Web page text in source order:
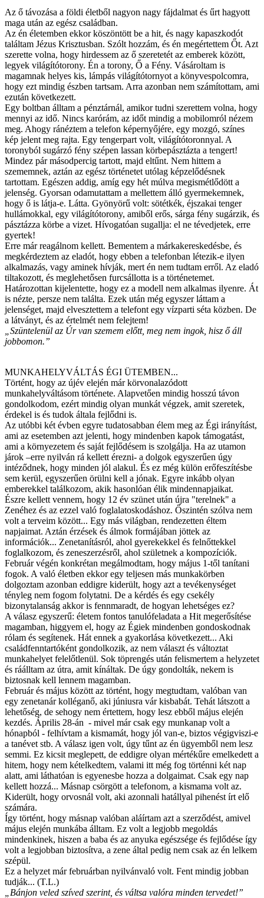
Az ő távozása a földi életből nagyon nagy fájdalmat és űrt hagyott
maga után az egész családban.
Az én életemben ekkor köszöntött be a hit, és nagy kapaszkodót
találtam Jézus Krisztusban. Szólt hozzám, és én megértettem Őt. Azt
szerette volna, hogy hirdessem az ő szeretetét az emberek között,
legyek világítótorony. Én a torony, Ő a Fény. Vásároltam is
magamnak helyes kis, lámpás világítótornyot a könyvespolcomra,
hogy ezt mindig észben tartsam. Arra azonban nem számítottam, ami
ezután következett.
Egy boltban álltam a pénztárnál, amikor tudni szerettem volna, hogy
mennyi az idő. Nincs karórám, az időt mindig a mobilomról nézem
meg. Ahogy ránéztem a telefon képernyőjére, egy mozgó, színes
kép jelent meg rajta. Egy tengerpart volt, világítótoronnyal. A
toronyból sugárzó fény szépen lassan körbepásztázta a tengert!
Mindez pár másodpercig tartott, majd eltűnt. Nem hittem a
szememnek, aztán az egész történetet utólag képzelődésnek
tartottam. Egészen addig, amíg egy hét múlva megismétlődött a
jelenség. Gyorsan odamutattam a mellettem álló gyermekemnek,
hogy ő is látja-e. Látta. Gyönyörű volt: sötétkék, éjszakai tenger
hullámokkal, egy világítótorony, amiből erős, sárga fény sugárzik, és
pásztázza körbe a vizet. Hívogatóan sugallja: el ne tévedjetek, erre
gyertek!
Erre már reagálnom kellett. Bementem a márkakereskedésbe, és
megkérdeztem az eladót, hogy ebben a telefonban létezik-e ilyen
alkalmazás, vagy aminek hívják, mert én nem tudtam erről. Az eladó
tiltakozott, és meglehetősen furcsállotta is a történetemet.
Határozottan kijelentette, hogy ez a modell nem alkalmas ilyenre. Át
is nézte, persze nem találta. Ezek után még egyszer láttam a
jelenséget, majd elvesztettem a telefont egy vízparti séta közben. De
a látványt, és az értelmét nem felejtem!
„Szüntelenül az Úr van szemem előtt, meg nem ingok, hisz ő áll
jobbomon.”
MUNKAHELYVÁLTÁS ÉGI ÜTEMBEN...
Történt, hogy az újév elején már körvonalazódott
munkahelyváltásom története. Alapvetően mindig hosszú távon
gondolkodom, ezért mindig olyan munkát végzek, amit szeretek,
érdekel is és tudok általa fejlődni is.
Az utóbbi két évben egyre tudatosabban élem meg az Égi irányítást,
ami az esetemben azt jelenti, hogy mindenben kapok támogatást,
ami a környezetem és saját fejlődésem is szolgálja. Ha az utamon
járok –erre nyilván rá kellett érezni- a dolgok egyszerűen úgy
intéződnek, hogy minden jól alakul. És ez még külön erőfeszítésbe
sem kerül, egyszerűen örülni kell a jónak. Egyre inkább olyan
emberekkel találkozom, akik hasonlóan élik mindennapjaikat.
Észre kellett vennem, hogy 12 év szünet után újra "terelnek" a
Zenéhez és az ezzel való foglalatoskodáshoz. Őszintén szólva nem
volt a terveim között... Egy más világban, rendezetten éltem
napjaimat. Aztán érzések és álmok formájában jöttek az
információk... Zenetanításról, ahol gyerekekkel és felnőttekkel
foglalkozom, és zeneszerzésről, ahol születnek a kompozíciók.
Február végén konkrétan megálmodtam, hogy május 1-től tanítani
fogok. A való életben ekkor egy teljesen más munkakörben
dolgoztam azonban eddigre kiderült, hogy azt a tevékenységet
tényleg nem fogom folytatni. De a kérdés és egy csekély
bizonytalanság akkor is fennmaradt, de hogyan lehetséges ez?
A válasz egyszerű: életem fontos tanulófeladata a Hit megerősítése
magamban, higgyem el, hogy az Égiek mindenben gondoskodnak
rólam és segítenek. Hát ennek a gyakorlása következett... Aki
családfenntartóként gondolkozik, az nem választ és változtat
munkahelyet felelőtlenül. Sok töprengés után felismertem a helyzetet
és ráálltam az útra, amit kínáltak. De úgy gondolták, nekem is
biztosnak kell lennem magamban.
Február és május között az történt, hogy megtudtam, valóban van
egy zenetanár kolléganő, aki júniusra vár kisbabát. Tehát látszott a
lehetőség, de sehogy nem értettem, hogy lesz ebből május elején
kezdés. Április 28-án - mivel már csak egy munkanap volt a
hónapból - felhívtam a kismamát, hogy jól van-e, biztos végigviszi-e
a tanévet stb. A válasz igen volt, úgy tűnt az én ügyemből nem lesz
semmi. Ez kicsit meglepett, de eddigre olyan mértékűre emelkedett a
hitem, hogy nem kételkedtem, valami itt még fog történni két nap
alatt, ami láthatóan is egyenesbe hozza a dolgaimat. Csak egy nap
kellett hozzá... Másnap csörgött a telefonom, a kismama volt az.
Kiderült, hogy orvosnál volt, aki azonnali hatállyal pihenést írt elő
számára.
Így történt, hogy másnap valóban aláírtam azt a szerződést, amivel
május elején munkába álltam. Ez volt a legjobb megoldás
mindenkinek, hiszen a baba és az anyuka egészsége és fejlődése így
volt a legjobban biztosítva, a zene által pedig nem csak az én lelkem
szépül.
Ez a helyzet már februárban nyilvánvaló volt. Fent mindig jobban
tudják... (T.L.)
„Bánjon veled szíved szerint, és váltsa valóra minden tervedet!”